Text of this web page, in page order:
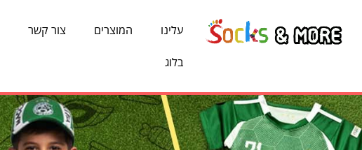
עלינו המוצרים צור קשר
בלוג